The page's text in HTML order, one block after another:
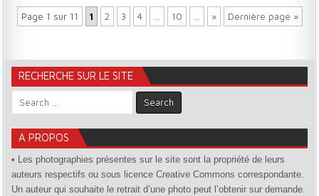
Page 1 sur 11 1 2 3 4 10 » Dernière page »
RECHERCHE SUR LE SITE
Search for:
A PROPOS
• Les photographies présentes sur le site sont la propriété de leurs
auteurs respectifs ou sous licence Creative Commons correspondante.
Un auteur qui souhaite le retrait d’une photo peut l’obtenir sur demande.